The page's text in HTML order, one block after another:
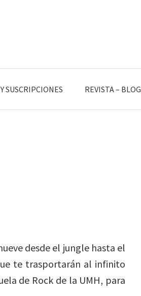
SUSCRIPCIONES REVISTA – BLOG
desde el jungle hasta el
te trasportarán al infinito
de Rock de la UMH, para